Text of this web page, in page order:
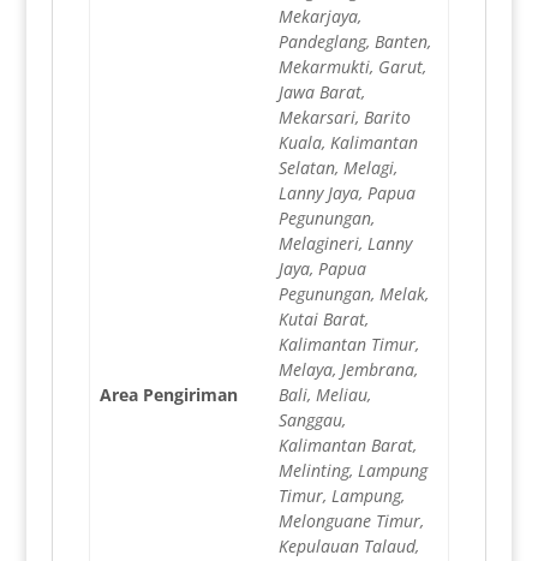
Area Pengiriman
Mekarjaya,
Pandeglang, Banten,
Mekarmukti, Garut,
Jawa Barat,
Mekarsari, Barito
Kuala, Kalimantan
Selatan, Melagi,
Lanny Jaya, Papua
Pegunungan,
Melagineri, Lanny
Jaya, Papua
Pegunungan, Melak,
Kutai Barat,
Kalimantan Timur,
Melaya, Jembrana,
Bali, Meliau,
Sanggau,
Kalimantan Barat,
Melinting, Lampung
Timur, Lampung,
Melonguane Timur,
Kepulauan Talaud,